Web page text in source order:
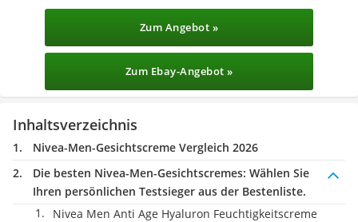
Zum Angebot »
Zum Ebay-Angebot »
Inhaltsverzeichnis
Nivea-Men-Gesichtscreme Vergleich 2026
Die besten Nivea-Men-Gesichtscremes: Wählen Sie
Ihren persönlichen Testsieger aus der Bestenliste.
Nivea Men Anti Age Hyaluron Feuchtigkeitscreme